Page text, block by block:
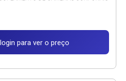
para ver o preço